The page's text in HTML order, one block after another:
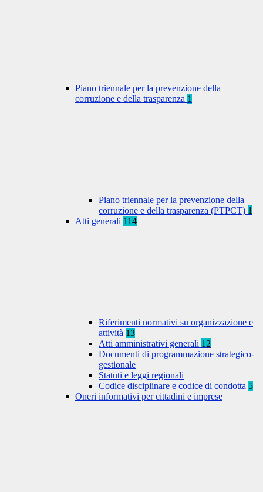
Piano triennale per la prevenzione della
corruzione e della trasparenza 1
Piano triennale per la prevenzione della
corruzione e della trasparenza (PTPCT) 1
Atti generali 114
Riferimenti normativi su organizzazione e
attività 13
Atti amministrativi generali 12
Documenti di programmazione strategico-
gestionale
Statuti e leggi regionali
Codice disciplinare e codice di condotta 5
Oneri informativi per cittadini e imprese